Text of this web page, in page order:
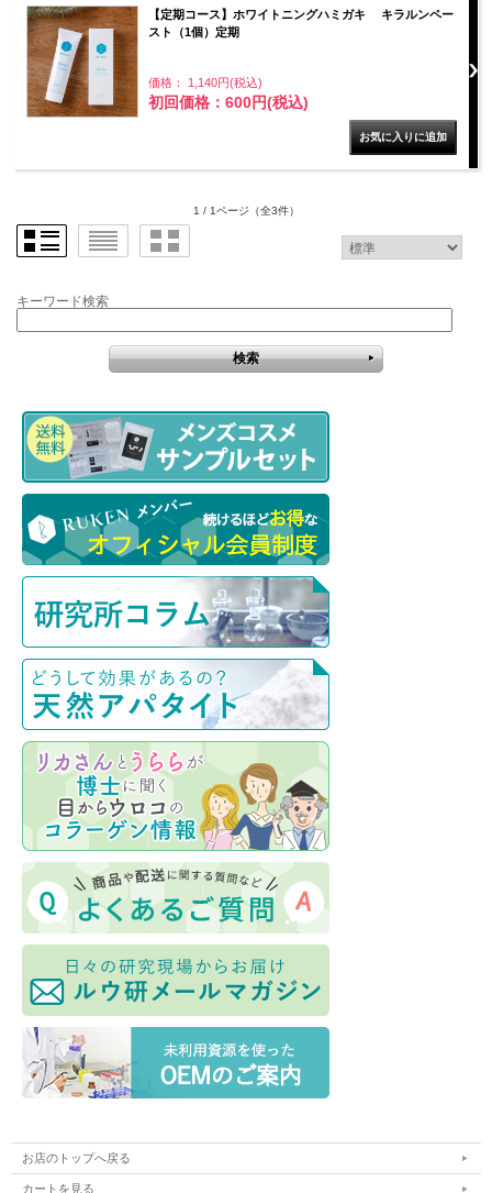
【定期コース】ホワイトニングハミガキ キラルンペー
スト（1個）定期
価格： 1,140円(税込)
初回価格：600円(税込)
1 / 1ページ （全3件）
キーワード検索
お店のトップへ戻る
カートを見る